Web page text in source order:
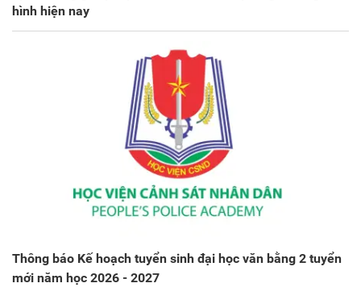
hình hiện nay
Thông báo Kế hoạch tuyển sinh đại học văn bằng 2 tuyển
mới năm học 2026 - 2027